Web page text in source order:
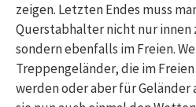
zeigen. Letzten Endes muss
Querstabhalter nicht nur innen
sondern ebenfalls im Freien.
Treppengeländer, die im
werden oder aber für Geländer